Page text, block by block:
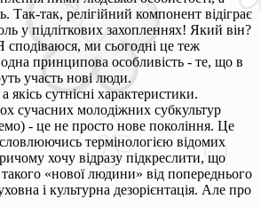
Так-так, релігійний компонент відіграє
у підліткових захопленнях! Який він?
ми сьогодні це теж
принципова особливість - те, що в
участь нові люди.
якісь сутнісні характеристики.
сучасних молодіжних субкультур
- це не просто нове покоління. Це
термінологією відомих
хочу відразу підкреслити, що
такого «нової людини» від попереднього
і культурна дезорієнтація. Але про